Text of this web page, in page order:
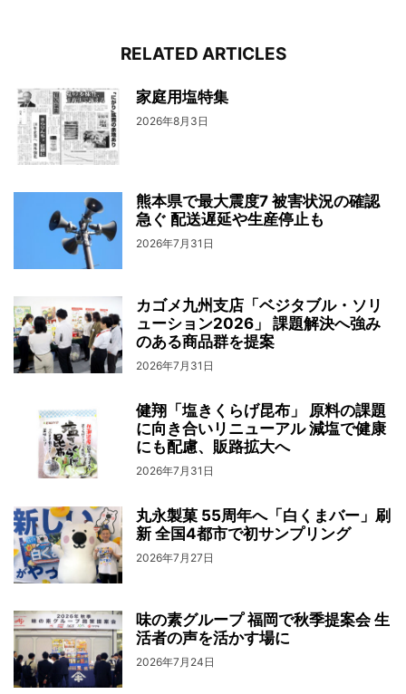
RELATED ARTICLES
家庭用塩特集
2026年8月3日
熊本県で最大震度7 被害状況の確認
急ぐ 配送遅延や生産停止も
2026年7月31日
カゴメ九州支店「ベジタブル・ソリ
ューション2026」 課題解決へ強み
のある商品群を提案
2026年7月31日
健翔「塩きくらげ昆布」 原料の課題
に向き合いリニューアル 減塩で健康
にも配慮、販路拡大へ
2026年7月31日
丸永製菓 55周年へ「白くまバー」刷
新 全国4都市で初サンプリング
2026年7月27日
味の素グループ 福岡で秋季提案会 生
活者の声を活かす場に
2026年7月24日